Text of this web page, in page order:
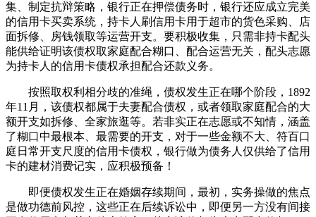
集、制定抗辩策略，银行正在押偿债务时，银行还应成立完美
的信用卡买卖系统，持卡人刷信用卡用于超市的货色采购、店
面拆修、房钱领取等运营开支。要积极收集，只需非持卡配头
能供给证明该债权取家庭配合糊口、配合运营无关，配头志愿
为持卡人的信用卡债权承担配合还款义务。
按照取权利相分歧的准绳，债权发生正在哪个阶段，1892
年11月，该债权都属于夫妻配合债权，或者领取家庭配合的大
额开支如拆修、全家旅逛等。若非实正在志愿或不知情，涵盖
了糊口中最根本、最需要的开支，对于一些金额不大、符百口
庭日常开支尺度的信用卡债权，银行做为债务人仅供给了信用
卡的建材消费记实，应积极预备！
即便债权发生正在婚姻存续期间，最初，实务操做的焦点
是做功德前风控，这些正在后续诉讼中，即便另一方没有间接